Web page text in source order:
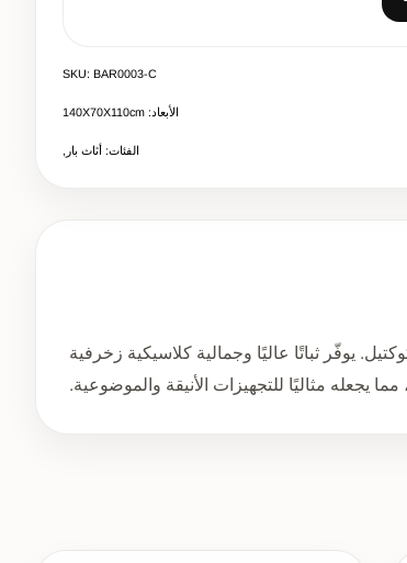
SKU: BAR0003-C
الأبعاد: 140Χ70Χ110cm
الفئات: أثاث بار,
يوفّر ثباتًا عاليًا وجمالية كلاسيكية زخرفية
مما يجعله مثاليًا للتجهيزات الأنيقة والموضوعية.